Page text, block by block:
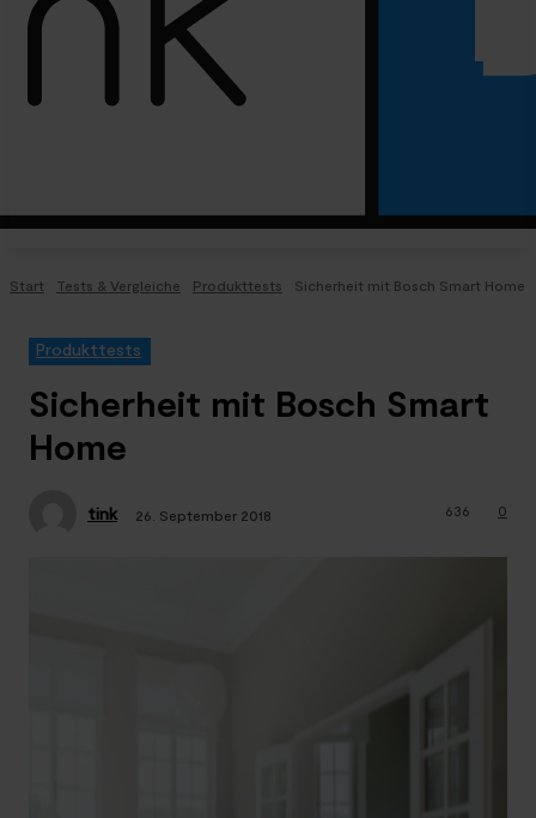
Start Tests & Vergleiche Produkttests Sicherheit mit Bosch Smart Home
Produkttests
Sicherheit mit Bosch Smart
Home
tink 26. September 2018 0
636